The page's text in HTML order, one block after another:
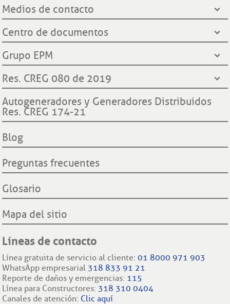
Presidencia de la República
Ministerio de Minas y Energía
Grupo EPM
Gobernación de Santander
Contraloría General de Medellín
Contraloría General de la República
Procuraduría General de la Nación
Superintendencia de Servicios Públicos Domiciliarios SSP
Comisión Regulación de Energía y Gas CREG
Medios de contacto
Líneas de servicio al cliente
Oficinas de atención al cliente
Línea Transparente
Centro de documentos
Notificación por aviso
Ley de protección de datos
Transparencia y accesos a información pública
Derechos y deberes clientes y usuarios ESSA
Grupo EPM
¿Quiénes somos?
Hechos históricos
Proyecto hidroeléctrico Ituango
Filiales nacionales
Filiales internacionales
Res. CREG 080 de 2019
Declaración de cumplimiento reglas de comportamiento
Procedimientos cambio de comercializador y conexión a la
red.
Autogeneradores y Generadores Distribuidos
Res. CREG 174-21
Blog
Preguntas frecuentes
Glosario
Mapa del sitio
Líneas de contacto
Línea gratuita de servicio al cliente:01 8000 971 903
WhatsApp empresarial 318 833 91 21
Reporte de daños y emergencias: 115
Línea para Constructores: 318 310 0404
Canales de atención: Clic aquí